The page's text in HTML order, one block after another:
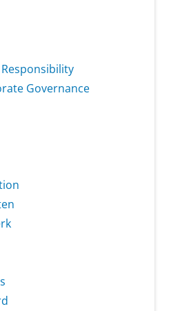
Governance